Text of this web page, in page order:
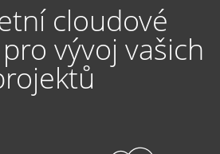
cloudové
vývoj vašich